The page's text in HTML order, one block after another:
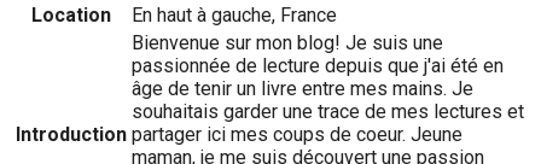
Location
En haut à gauche, France
Introduction
Bienvenue sur mon blog! Je suis une
passionnée de lecture depuis que j'ai été en
âge de tenir un livre entre mes mains. Je
souhaitais garder une trace de mes lectures et
partager ici mes coups de coeur. Jeune
maman, je me suis découvert une passion